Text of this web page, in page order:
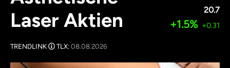
Laser Aktien
TRENDLINK TLX:08.08.2026
20.7
+1.5% +0.31